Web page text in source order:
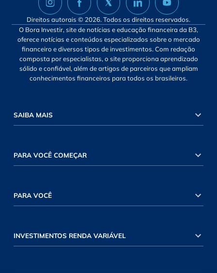
Direitos autorais © 2026. Todos os direitos reservados.
O Bora Investir, site de notícias e educação financeira da B3,
oferece notícias e conteúdos especializados sobre o mercado
financeiro e diversos tipos de investimentos. Com redação
composta por especialistas, o site proporciona aprendizado
sólido e confiável, além de artigos de parceiros que ampliam
conhecimentos financeiros para todos os brasileiros.
SAIBA MAIS
PARA VOCÊ COMEÇAR
PARA VOCÊ
INVESTIMENTOS RENDA VARIÁVEL